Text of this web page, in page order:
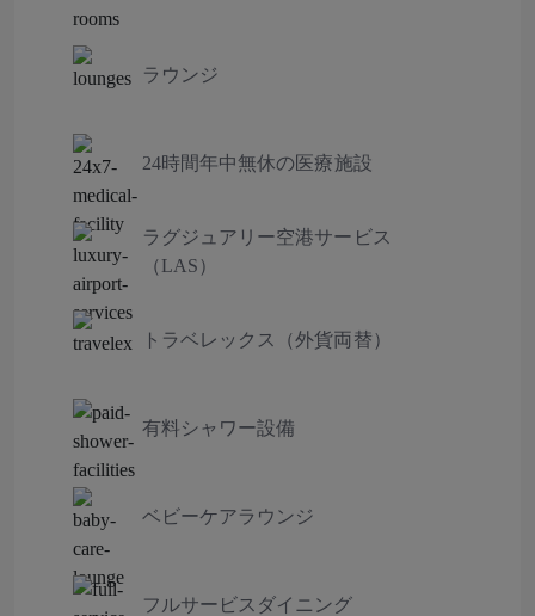
ラウンジ
24時間年中無休の医療施設
ラグジュアリー空港サービス
（LAS）
トラベレックス（外貨両替）
有料シャワー設備
ベビーケアラウンジ
フルサービスダイニング